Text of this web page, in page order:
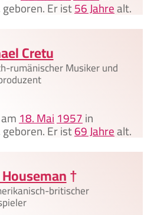
geboren. Er ist56 Jahrealt.
Cretu
rumänischer Musiker und
18. Mai1957in
Er ist69 Jahrealt.
†
britischer